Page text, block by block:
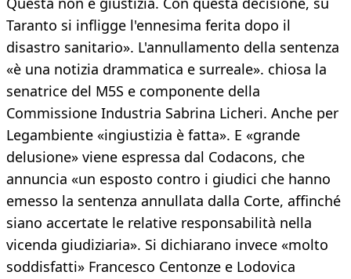
Taranto si infligge l'ennesima ferita dopo il
disastro sanitario». L'annullamento della sentenza
«è una notizia drammatica e surreale». chiosa la
senatrice del M5S e componente della
Commissione Industria Sabrina Licheri. Anche per
Legambiente «ingiustizia è fatta». E «grande
delusione» viene espressa dal Codacons, che
annuncia «un esposto contro i giudici che hanno
emesso la sentenza annullata dalla Corte, affinché
siano accertate le relative responsabilità nella
vicenda giudiziaria». Si dichiarano invece «molto
soddisfatti» Francesco Centonze e Lodovica